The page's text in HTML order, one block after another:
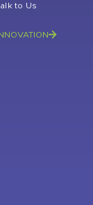
to Us